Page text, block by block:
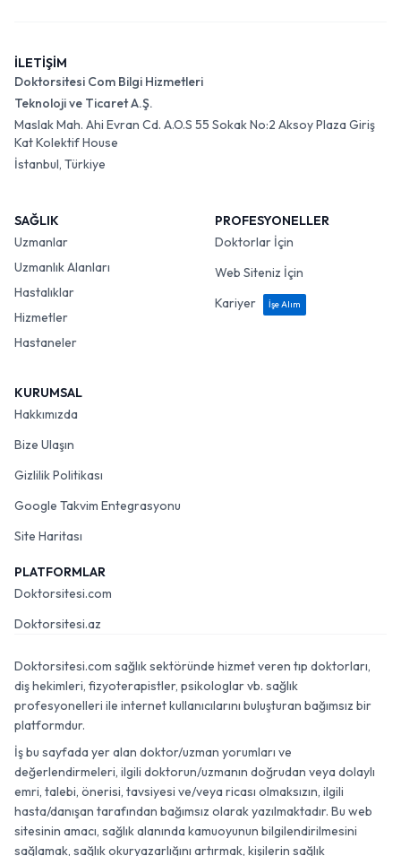
İLETİŞİM
Doktorsitesi Com Bilgi Hizmetleri
Teknoloji ve Ticaret A.Ş.
Maslak Mah. Ahi Evran Cd. A.O.S 55 Sokak No:2 Aksoy Plaza Giriş
Kat Kolektif House
İstanbul, Türkiye
SAĞLIK
Uzmanlar
Uzmanlık Alanları
Hastalıklar
Hizmetler
Hastaneler
PROFESYONELLER
Doktorlar İçin
Web Siteniz İçin
Kariyer
İşe Alım
KURUMSAL
Hakkımızda
Bize Ulaşın
Gizlilik Politikası
Google Takvim Entegrasyonu
Site Haritası
PLATFORMLAR
Doktorsitesi.com
Doktorsitesi.az
Doktorsitesi.com sağlık sektöründe hizmet veren tıp doktorları,
diş hekimleri, fizyoterapistler, psikologlar vb. sağlık
profesyonelleri ile internet kullanıcılarını buluşturan bağımsız bir
platformdur.
İş bu sayfada yer alan doktor/uzman yorumları ve
değerlendirmeleri, ilgili doktorun/uzmanın doğrudan veya dolaylı
emri, talebi, önerisi, tavsiyesi ve/veya ricası olmaksızın, ilgili
hasta/danışan tarafından bağımsız olarak yazılmaktadır. Bu web
sitesinin amacı, sağlık alanında kamuoyunun bilgilendirilmesini
sağlamak, sağlık okuryazarlığını artırmak, kişilerin sağlık